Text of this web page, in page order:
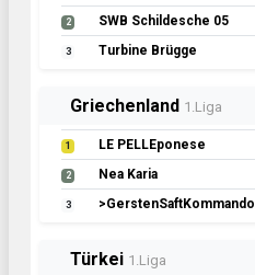
2 SWB Schildesche 05
3 Turbine Brügge
Griechenland 1.Liga
1 LE PELLEponese
2 Nea Karia
3 >GerstenSaftKommando
Türkei 1.Liga